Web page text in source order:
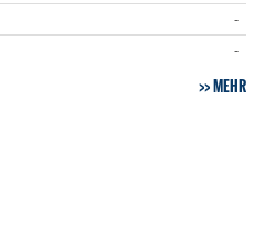
-
-
MEHR